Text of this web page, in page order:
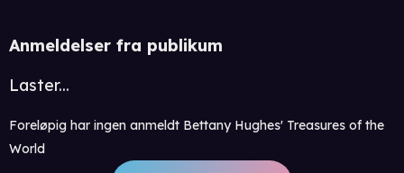
Anmeldelser fra publikum
Laster...
Foreløpig har ingen anmeldt Bettany Hughes' Treasures of the
World